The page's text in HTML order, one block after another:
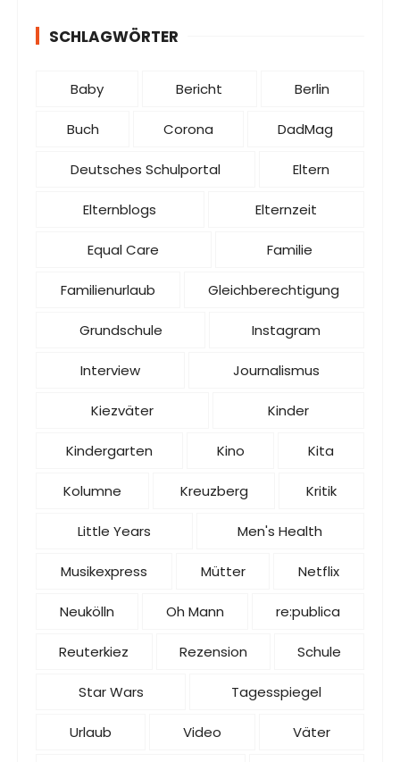
SCHLAGWÖRTER
Baby Bericht Berlin
Buch Corona DadMag
Deutsches Schulportal Eltern
Elternblogs Elternzeit
Equal Care Familie
Familienurlaub Gleichberechtigung
Grundschule Instagram
Interview Journalismus
Kiezväter Kinder
Kindergarten Kino Kita
Kolumne Kreuzberg Kritik
Little Years Men's Health
Musikexpress Mütter Netflix
Neukölln Oh Mann re:publica
Reuterkiez Rezension Schule
Star Wars Tagesspiegel
Urlaub Video Väter